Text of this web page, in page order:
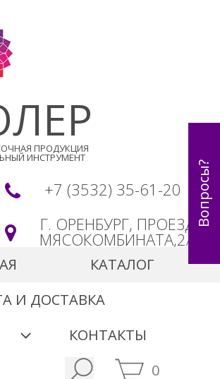
ПРОДУКЦИЯ
ИНСТРУМЕНТ
+7 (3532) 35-61-20
Г. ОРЕНБУРГ, ПРОЕЗД
МЯСОКОМБИНАТА,2А
КАТАЛОГ
И ДОСТАВКА
КОНТАКТЫ
0
Вопросы?